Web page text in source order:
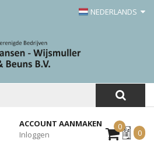
NEDERLANDS
ACCOUNT AANMAKEN
Inloggen
0Mijn
Offerte
0